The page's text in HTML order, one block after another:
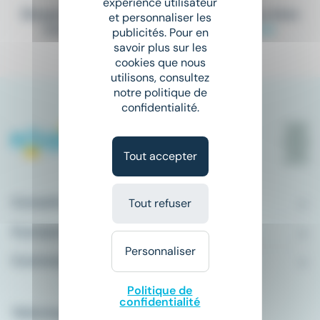
Elargissez vos critères de recherche ou bien
consultez la totalité de nos offres
Comment ça marche ?
et personnaliser les
publicités. Pour en
savoir plus sur les
cookies que nous
utilisons, consultez
notre politique de
confidentialité.
Tout accepter
Tout refuser
Personnaliser
Politique de
confidentialité